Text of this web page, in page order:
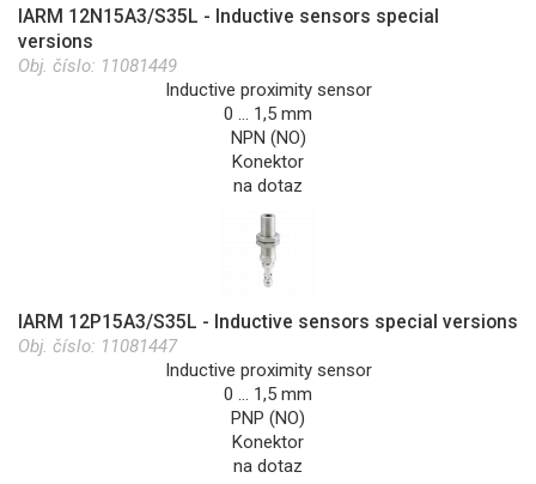
IARM 12N15A3/S35L - Inductive sensors special
versions
Obj. číslo: 11081449
Inductive proximity sensor
0 … 1,5 mm
NPN (NO)
Konektor
na dotaz
IARM 12P15A3/S35L - Inductive sensors special versions
Obj. číslo: 11081447
Inductive proximity sensor
0 … 1,5 mm
PNP (NO)
Konektor
na dotaz